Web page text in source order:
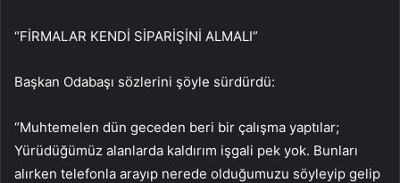
“FİRMALAR KENDİ SİPARİŞİNİ ALMALI”
Başkan Odabaşı sözlerini şöyle sürdürdü:
“Muhtemelen dün geceden beri bir çalışma yaptılar;
Yürüdüğümüz alanlarda kaldırım işgali pek yok. Bunları
alırken telefonla arayıp nerede olduğumuzu söyleyip gelip